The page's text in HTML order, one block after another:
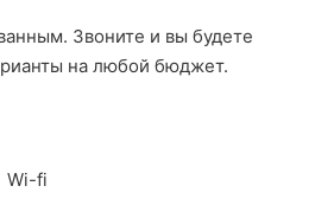
Звоните и вы будете
на любой бюджет.
Wi-fi